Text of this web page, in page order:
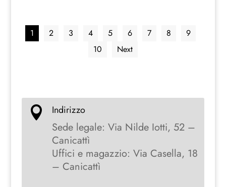
1 2 3 4 5 6 7 8
9
10
Next
 Indirizzo
Sede legale: Via Nilde Iotti, 52 –
Canicattì
Uffici e magazzio: Via Casella, 18
– Canicattì